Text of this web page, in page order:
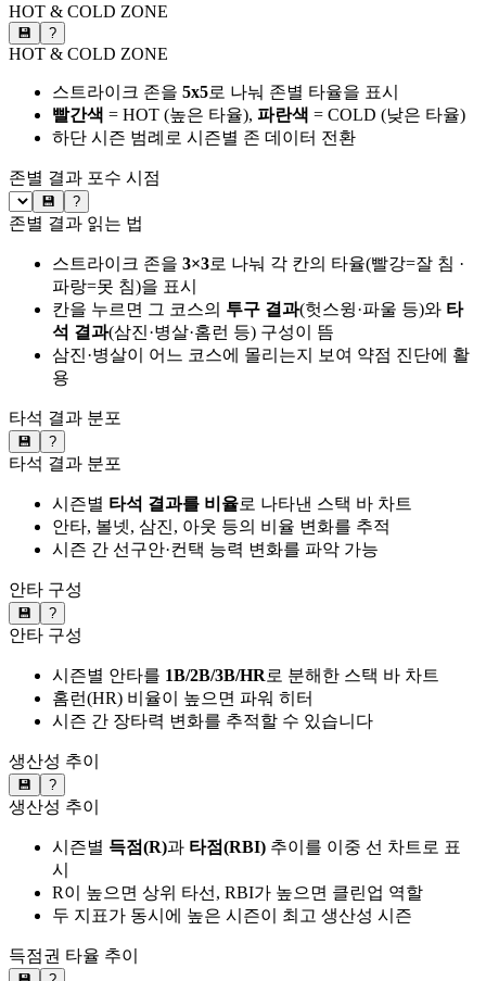
HOT & COLD ZONE
💾 ?
HOT & COLD ZONE
스트라이크 존을 5x5로 나눠 존별 타율을 표시
빨간색 = HOT (높은 타율), 파란색 = COLD (낮은 타율)
하단 시즌 범례로 시즌별 존 데이터 전환
존별 결과 포수 시점
💾 ?
존별 결과 읽는 법
스트라이크 존을 3×3로 나눠 각 칸의 타율(빨강=잘 침 ·
파랑=못 침)을 표시
칸을 누르면 그 코스의 투구 결과(헛스윙·파울 등)와 타
석 결과(삼진·병살·홈런 등) 구성이 뜸
삼진·병살이 어느 코스에 몰리는지 보여 약점 진단에 활
용
타석 결과 분포
💾 ?
타석 결과 분포
시즌별 타석 결과를 비율로 나타낸 스택 바 차트
안타, 볼넷, 삼진, 아웃 등의 비율 변화를 추적
시즌 간 선구안·컨택 능력 변화를 파악 가능
안타 구성
💾 ?
안타 구성
시즌별 안타를 1B/2B/3B/HR로 분해한 스택 바 차트
홈런(HR) 비율이 높으면 파워 히터
시즌 간 장타력 변화를 추적할 수 있습니다
생산성 추이
💾 ?
생산성 추이
시즌별 득점(R)과 타점(RBI) 추이를 이중 선 차트로 표
시
R이 높으면 상위 타선, RBI가 높으면 클린업 역할
두 지표가 동시에 높은 시즌이 최고 생산성 시즌
득점권 타율 추이